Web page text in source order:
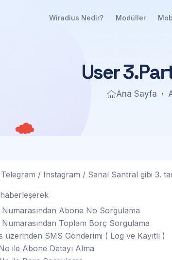
Wiradius Nedir? Modüller
User3.Par
Ana Sayfa
/ Instagram / Sanal Santral gibi 3.
Abone No Sorgulama
Toplam Borç Sorgulama
üzerinden SMS Gönderimi ( Log ve Kayıtlı )
ile Abone Detayı Alma